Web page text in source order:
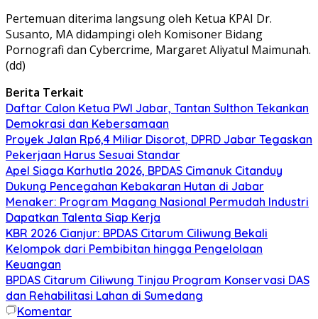
Pertemuan diterima langsung oleh Ketua KPAI Dr.
Susanto, MA didampingi oleh Komisoner Bidang
Pornografi dan Cybercrime, Margaret Aliyatul Maimunah.
(dd)
Berita Terkait
Daftar Calon Ketua PWI Jabar, Tantan Sulthon Tekankan
Demokrasi dan Kebersamaan
Proyek Jalan Rp6,4 Miliar Disorot, DPRD Jabar Tegaskan
Pekerjaan Harus Sesuai Standar
Apel Siaga Karhutla 2026, BPDAS Cimanuk Citanduy
Dukung Pencegahan Kebakaran Hutan di Jabar
Menaker: Program Magang Nasional Permudah Industri
Dapatkan Talenta Siap Kerja
KBR 2026 Cianjur: BPDAS Citarum Ciliwung Bekali
Kelompok dari Pembibitan hingga Pengelolaan
Keuangan
BPDAS Citarum Ciliwung Tinjau Program Konservasi DAS
dan Rehabilitasi Lahan di Sumedang
Komentar